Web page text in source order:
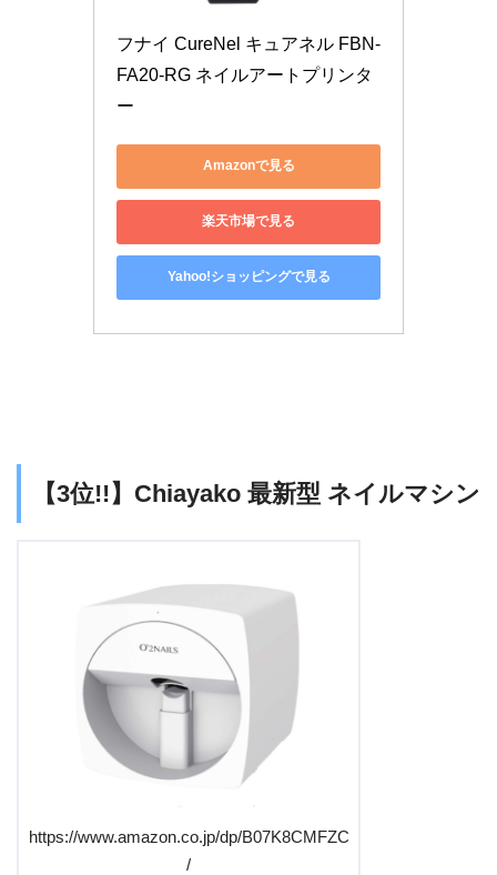
フナイ CureNel キュアネル FBN-
FA20-RG ネイルアートプリンタ
ー
Amazonで見る
楽天市場で見る
Yahoo!ショッピングで見る
【3位!!】Chiayako 最新型 ネイルマシン
https://www.amazon.co.jp/dp/B07K8CMFZC
/